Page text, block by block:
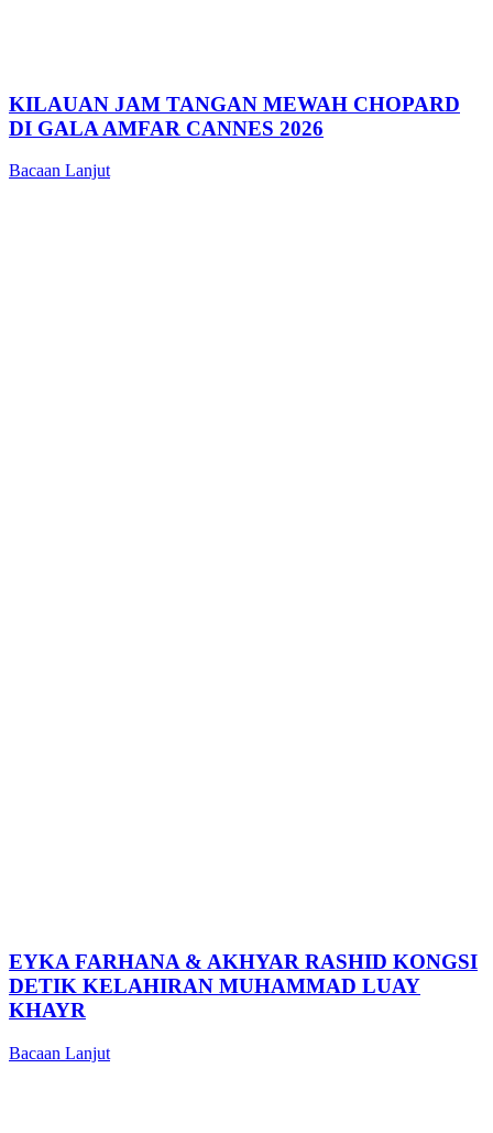
KILAUAN JAM TANGAN MEWAH CHOPARD
DI GALA AMFAR CANNES 2026
Bacaan Lanjut
EYKA FARHANA & AKHYAR RASHID KONGSI
DETIK KELAHIRAN MUHAMMAD LUAY
KHAYR
Bacaan Lanjut